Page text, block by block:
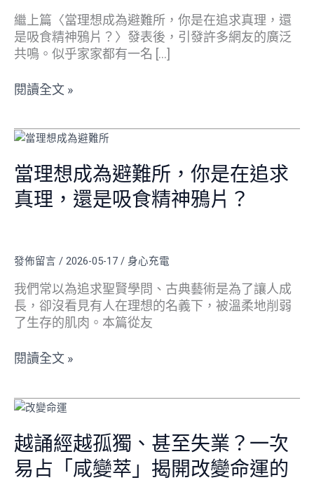
繼上篇〈當理想成為避難所，你是在追求真理，還
是吸食精神鴉片？〉發表後，引發許多網友的廣泛
共鳴。似乎家家都有一名 […]
從
咸
之
恆
那
年
過
半
百
卻
拒
大
的
巨
嬰
閱讀全文 »
當理想成為避難所，你是在追求
真理，還是吸食精神鴉片？
發佈留言 / 2026-05-17 / 身心充電
我們常以為追求聖賢學問、古典藝術是為了讓人成
長，卻沒看見有人在理想的名義下，被溫柔地削弱
了生存的肌肉。本篇從友
當
想
成
為
所，
是
在
追
真
是
食
精
神
閱讀全文 »
越誦經越孤獨、甚至失業？一次
易占「咸變萃」揭開改變命運的
越
經
越
孤